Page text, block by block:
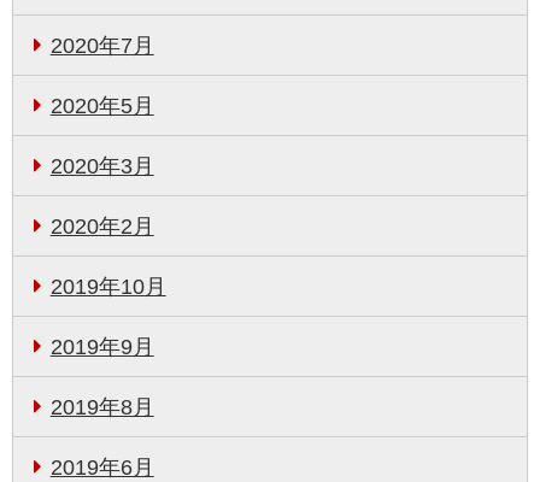
2020年7月
2020年5月
2020年3月
2020年2月
2019年10月
2019年9月
2019年8月
2019年6月